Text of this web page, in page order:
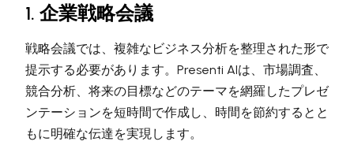
1. 企業戦略会議
戦略会議では、複雑なビジネス分析を整理された形で
提示する必要があります。Presenti AIは、市場調査、
競合分析、将来の目標などのテーマを網羅したプレゼ
ンテーションを短時間で作成し、時間を節約するとと
もに明確な伝達を実現します。